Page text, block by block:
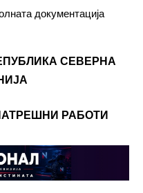
документација
СЕВЕРНА
РАБОТИ